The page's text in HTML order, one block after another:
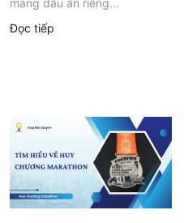
Đọc tiếp